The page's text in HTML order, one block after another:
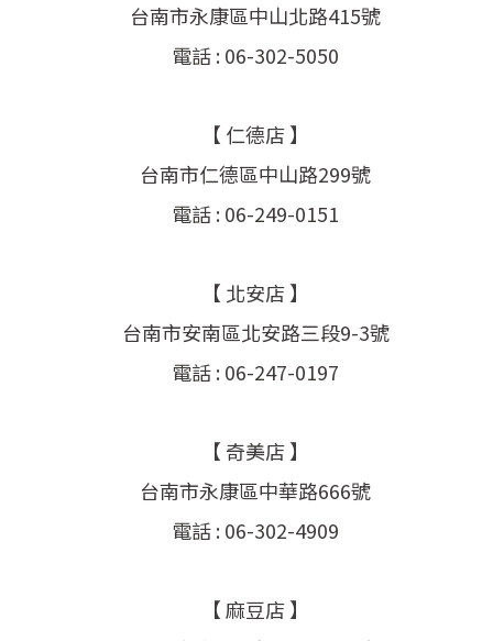
台南市永康區中山北路415號
電話 : 06-302-5050
【 仁德店 】
台南市仁德區中山路299號
電話 : 06-249-0151
【 北安店 】
台南市安南區北安路三段9-3號
電話 : 06-247-0197
【 奇美店 】
台南市永康區中華路666號
電話 : 06-302-4909
【 麻豆店 】